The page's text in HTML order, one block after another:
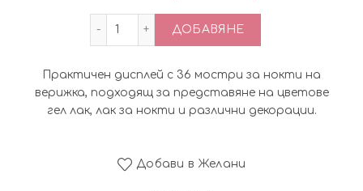
количество за Мостри за нокти на
ДОБАВЯНЕ
Практичен дисплей с 36 мостри за нокти на
верижка, подходящ за представяне на цветове
гел лак, лак за нокти и различни декорации.
Добави в Желани